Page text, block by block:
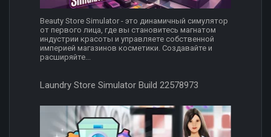
Beauty Store Simulator - это динамичный симулятор
от первого лица, где вы становитесь магнатом
индустрии красоты и управляете собственной
империей магазинов косметики. Создавайте и
расширяйте...
Laundry Store Simulator Build 22578973